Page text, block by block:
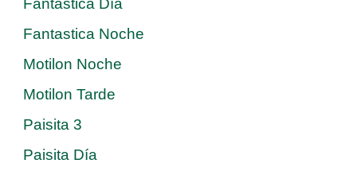
Fantastica Noche
Motilon Noche
Motilon Tarde
Paisita 3
Paisita Día